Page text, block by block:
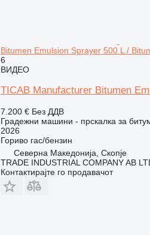
Bitumen Emulsion Sprayer 500 L /
6
ВИДЕО
TICAB Manufacturer Bitumen
7.200 € Без ДДВ
Градежни машини - прскалка за
2026
Гориво гас/бензин
Северна Македонија, Скопје
TRADE INDUSTRIAL COMPANY AB
Контактирајте го продавачот